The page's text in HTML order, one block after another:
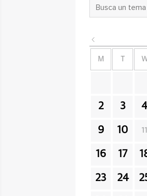
M T
2 3 4
9 10 11
16 17
23 24